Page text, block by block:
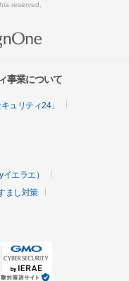
reserved.
事業について
ュリティ24」
エラエ）
まし対策